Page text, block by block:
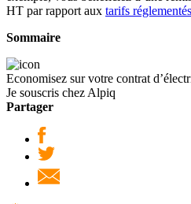
HT par rapport aux tarifs
Sommaire
Economisez sur votre contrat
Je souscris chez Alpiq
Partager